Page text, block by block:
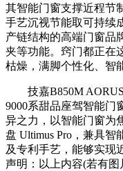
其智能门窗支撑近程节
手艺沉视节能取可持续
产链结构的高端门窗品
夹等功能。窍门都正在
枯燥，满脚个性化、智
技嘉B850M AORUS
9000系甜品座驾智能门
异之力，以智能门窗为
盘 Ultimus Pro，兼具智
及专利手艺，能够实现
声明：以上内容(若有图